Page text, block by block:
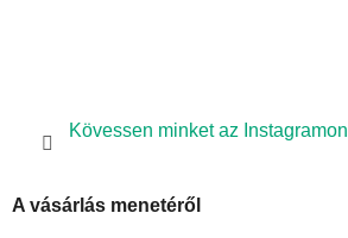
Kövessen minket az Instagramon
A vásárlás menetéről